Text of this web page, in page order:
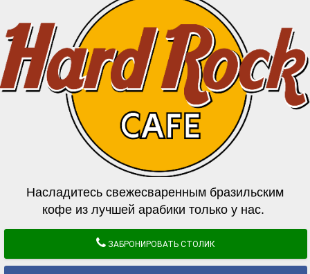
Насладитесь свежесваренным бразильским
кофе из лучшей арабики только у нас.
ЗАБРОНИРОВАТЬ СТОЛИК